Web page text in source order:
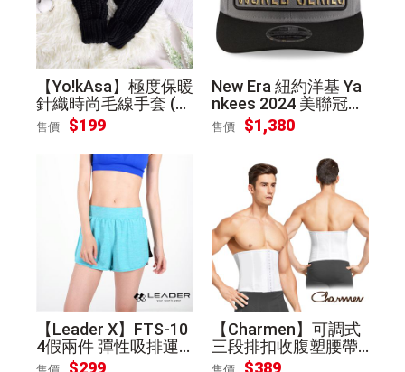
【Yo!kAsa】極度保暖
針織時尚毛線手套 (黑
色)
售價 $199
New Era 紐約洋基 Ya
nkees 2024 美聯冠軍
紀念帽 Judge Soto
售價 $1,380
【Leader X】FTS-10
4假兩件 彈性吸排運
動短褲 女款(果綠S)
$299
【Charmen】可調式
三段排扣收腹塑腰帶
束腰套 男性塑身(白色
$389